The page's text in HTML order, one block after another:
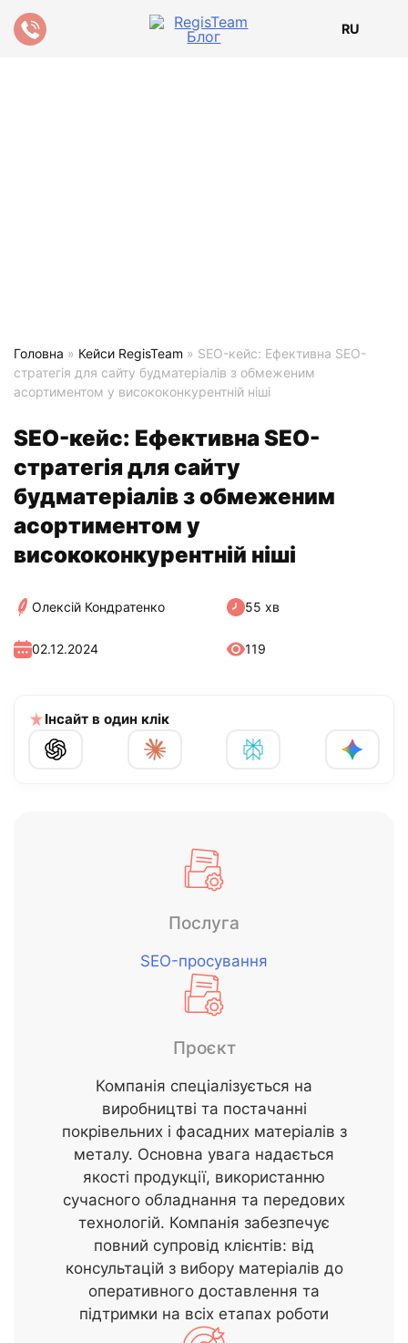
RU
Головна » Кейси RegisTeam » SEO-кейс: Ефективна SEO-
стратегія для сайту будматеріалів з обмеженим
асортиментом у висококонкурентній ніші
SEO-кейс: Ефективна SEO-
стратегія для сайту
будматеріалів з обмеженим
асортиментом у
висококонкурентній ніші
Олексій Кондратенко 55 хв
119
02.12.2024
Інсайт в один клік
Послуга
SEO-просування
Проєкт
Компанія спеціалізується на
виробництві та постачанні
покрівельних і фасадних матеріалів з
металу. Основна увага надається
якості продукції, використанню
сучасного обладнання та передових
технологій. Компанія забезпечує
повний супровід клієнтів: від
консультацій з вибору матеріалів до
оперативного доставлення та
підтримки на всіх етапах роботи